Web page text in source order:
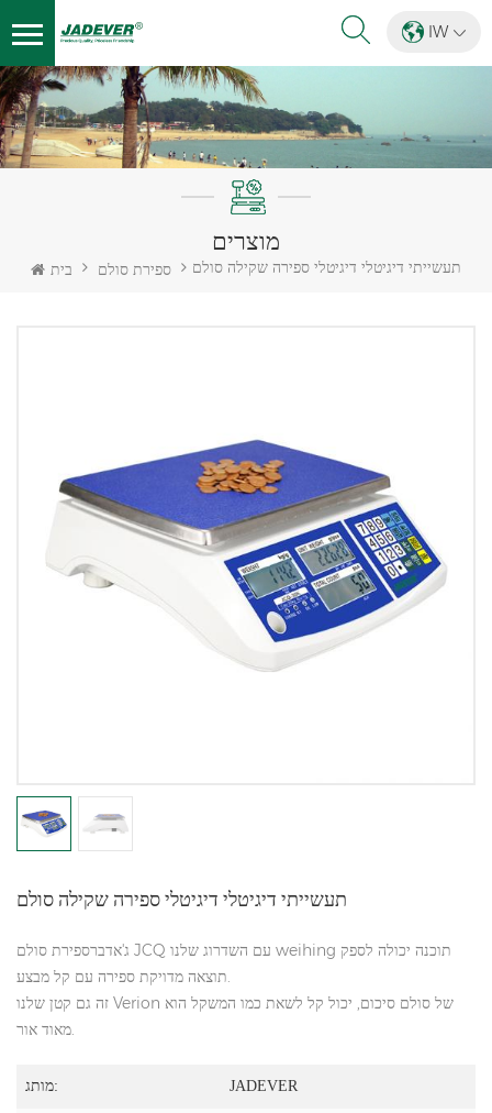
IW
מוצרים
בית ספירת סולם תעשייתי דיגיטלי דיגיטלי ספירה שקילה סולם
תעשייתי דיגיטלי דיגיטלי ספירה שקילה סולם
ג'אדברספירת סולם JCQ עם השדרוג שלנו weihing תוכנה יכולה לספק
תוצאה מדויקת ספירה עם קל מבצע.
זה גם קטן שלנו Verion של סולם סיכום, יכול קל לשאת כמו המשקל הוא
מאוד אור.
מותג: JADEVER